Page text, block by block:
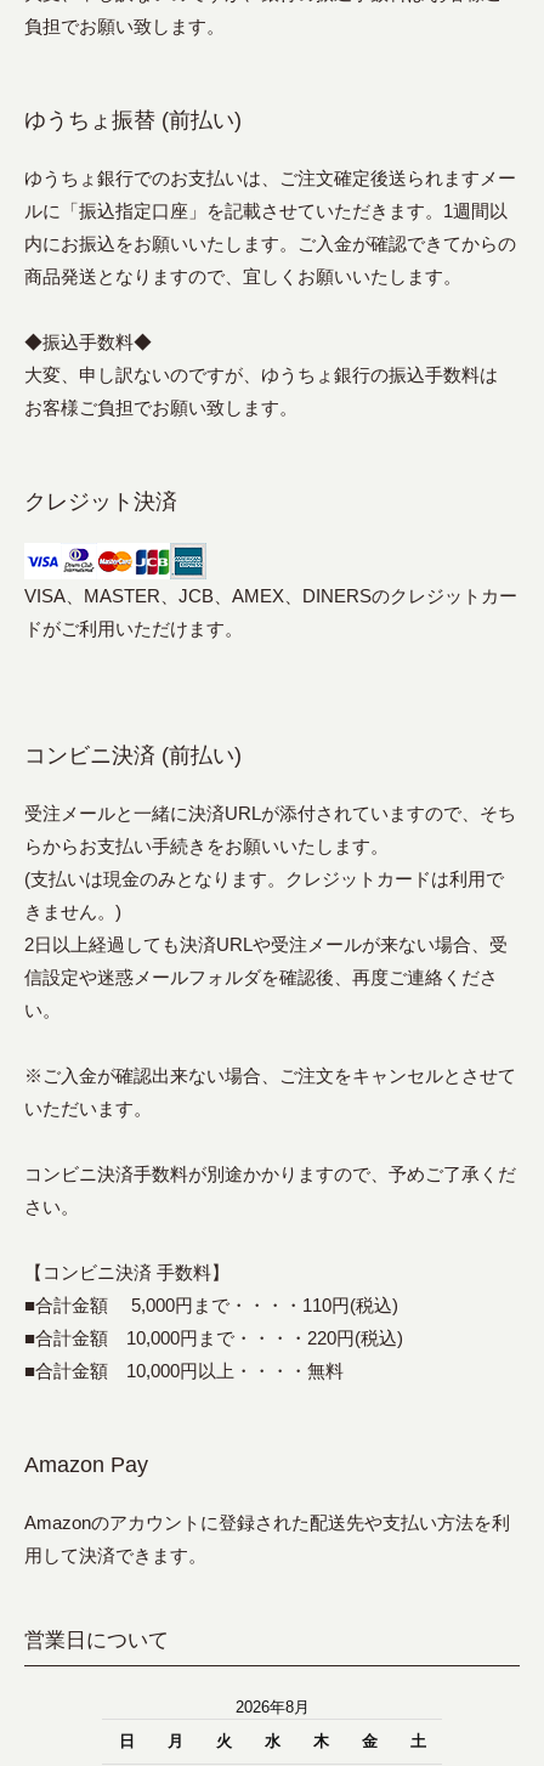
負担でお願い致します。
ゆうちょ振替 (前払い)
ゆうちょ銀行でのお支払いは、ご注文確定後送られますメー
ルに「振込指定口座」を記載させていただきます。1週間以
内にお振込をお願いいたします。ご入金が確認できてからの
商品発送となりますので、宜しくお願いいたします。
◆振込手数料◆
大変、申し訳ないのですが、ゆうちょ銀行の振込手数料は
お客様ご負担でお願い致します。
クレジット決済
VISA、MASTER、JCB、AMEX、DINERSのクレジットカー
ドがご利用いただけます。
コンビニ決済 (前払い)
受注メールと一緒に決済URLが添付されていますので、そち
らからお支払い手続きをお願いいたします。
(支払いは現金のみとなります。クレジットカードは利用で
きません。)
2日以上経過しても決済URLや受注メールが来ない場合、受
信設定や迷惑メールフォルダを確認後、再度ご連絡くださ
い。
※ご入金が確認出来ない場合、ご注文をキャンセルとさせて
いただいます。
コンビニ決済手数料が別途かかりますので、予めご了承くだ
さい。
【コンビニ決済 手数料】
■合計金額 5,000円まで・・・・110円(税込)
■合計金額 10,000円まで・・・・220円(税込)
■合計金額 10,000円以上・・・・無料
Amazon Pay
Amazonのアカウントに登録された配送先や支払い方法を利
用して決済できます。
営業日について
2026年8月
日
月 火 水 木 金 土